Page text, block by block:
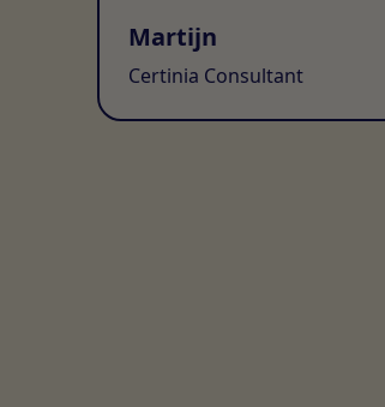
Martijn
Certinia Consultant